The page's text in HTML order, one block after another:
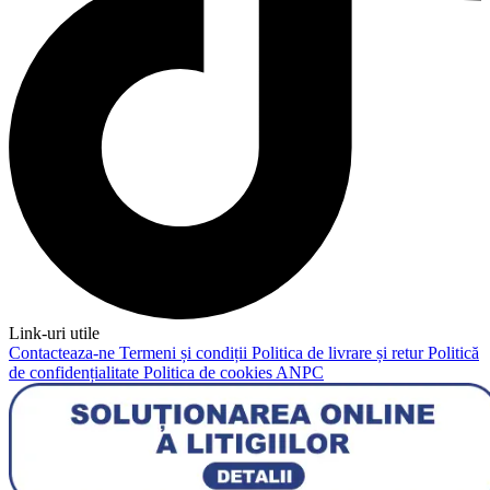
Link-uri utile
Contacteaza-ne Termeni și condiții Politica de livrare și returPolitică
de confidențialitate Politica de cookies ANPC